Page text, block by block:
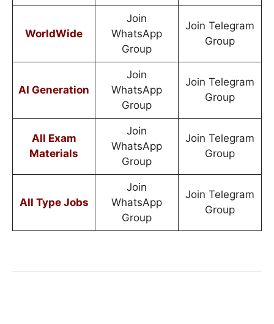
WorldWide
Join
WhatsApp
Group
Join Telegram
Group
AI Generation
Join
WhatsApp
Group
Join Telegram
Group
All Exam
Materials
Join
WhatsApp
Group
Join Telegram
Group
All Type Jobs
Join
WhatsApp
Group
Join Telegram
Group